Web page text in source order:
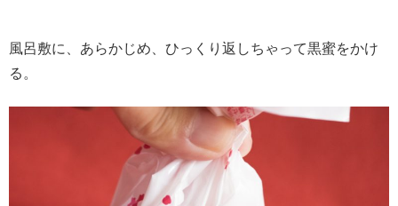
風呂敷に、あらかじめ、ひっくり返しちゃって黒蜜をかけ
る。